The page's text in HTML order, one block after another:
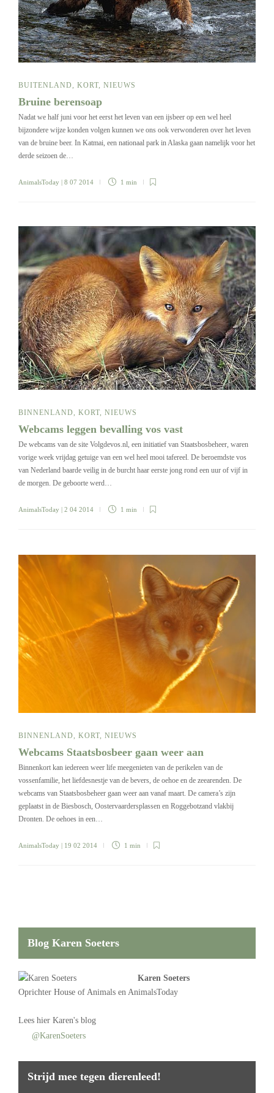
BUITENLAND KORT NIEUWS
Bruine berensoap
Nadat we half juni voor het eerst het leven van een ijsbeer op een wel heel
bijzondere wijze konden volgen kunnen we ons ook verwonderen over het leven
van de bruine beer. In Katmai, een nationaal park in Alaska gaan namelijk voor het
derde seizoen de…
AnimalsToday | 8 07 2014 1 min
BINNENLAND, KORT, NIEUWS
Webcams leggen bevalling vos vast
De webcams van de site Volgdevos.nl, een initiatief van Staatsbosbeheer, waren
vorige week vrijdag getuige van een wel heel mooi tafereel. De beroemdste vos
van Nederland baarde veilig in de burcht haar eerste jong rond een uur of vijf in
de morgen. De geboorte werd…
AnimalsToday | 2 04 2014 1 min
BINNENLAND, KORT, NIEUWS
Webcams Staatsbosbeer gaan weer aan
Binnenkort kan iedereen weer life meegenieten van de perikelen van de
vossenfamilie, het liefdesnestje van de bevers, de oehoe en de zeearenden. De
webcams van Staatsbosbeheer gaan weer aan vanaf maart. De camera’s zijn
geplaatst in de Biesbosch, Oostervaardersplassen en Roggebotzand vlakbij
Dronten. De oehoes in een…
AnimalsToday | 19 02 2014 1 min
Blog Karen Soeters
Karen Soeters
Oprichter House of Animals en AnimalsToday
Lees hier Karen's blog
@KarenSoeters
Strijd mee tegen dierenleed!